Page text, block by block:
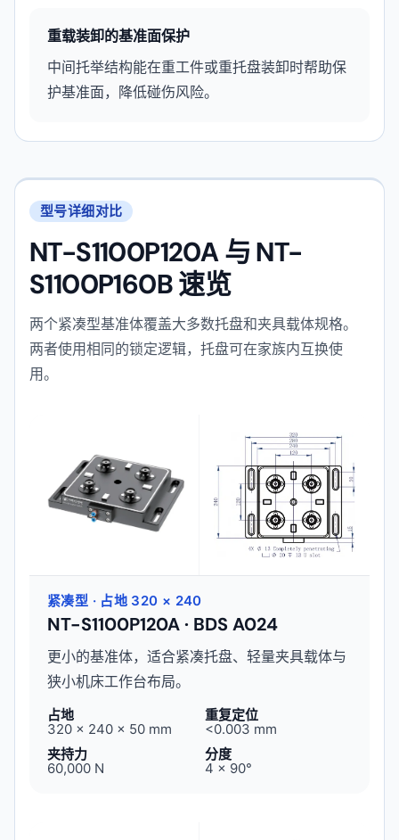
重载装卸的基准面保护
中间托举结构能在重工件或重托盘装卸时帮助保
护基准面，降低碰伤风险。
型号详细对比
NT-S1100P120A 与 NT-
S1100P160B 速览
两个紧凑型基准体覆盖大多数托盘和夹具载体规格。
两者使用相同的锁定逻辑，托盘可在家族内互换使
用。
紧凑型 · 占地 320 × 240
NT-S1100P120A · BDS A024
更小的基准体，适合紧凑托盘、轻量夹具载体与
狭小机床工作台布局。
占地
320 × 240 × 50 mm
重复定位
<0.003 mm
夹持力
60,000 N
分度
4 × 90°